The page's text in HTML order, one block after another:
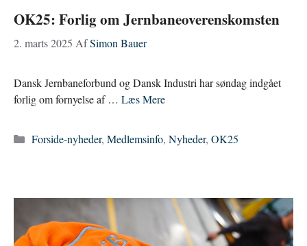
OK25: Forlig om Jernbaneoverenskomsten
2. marts 2025 AfSimon Bauer
Dansk Jernbaneforbund og Dansk Industri har søndag indgået
forlig om fornyelse af … Læs Mere
Kategorier
Forside-nyheder, Medlemsinfo, Nyheder, OK25